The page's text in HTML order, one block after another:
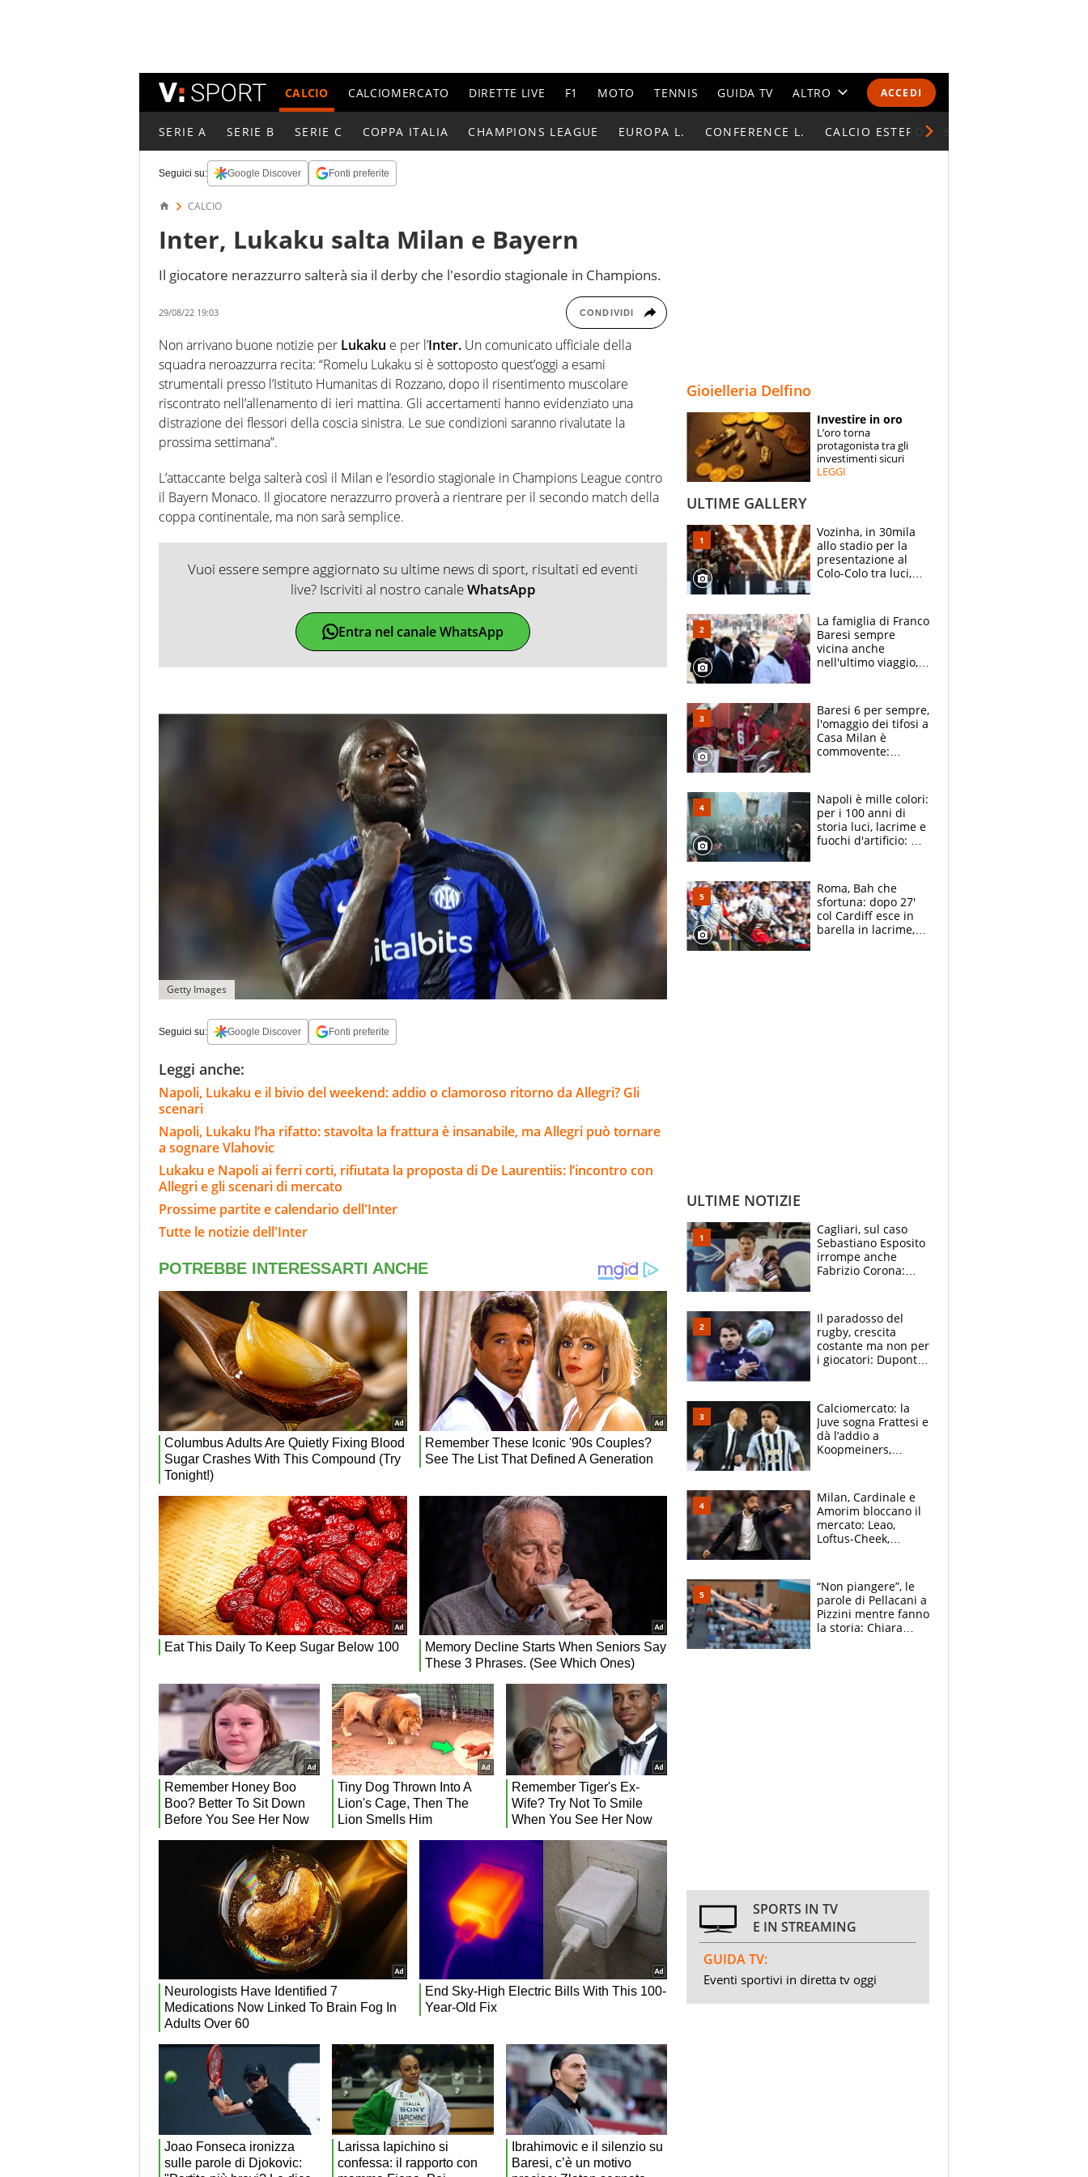
ACCEDI
CALCIO CALCIOMERCATO DIRETTE LIVE F1 MOTO TENNIS GUIDA TV ALTRO
CALENDARI E CLASSIFICHE
ESPERTI
CONTATTI
SERIE A SERIE B SERIE C COPPA ITALIA CHAMPIONS LEAGUE EUROPA L. CONFERENCE L. CALCIO ESTERO
Seguici su: Google Discover Fonti preferite
CALCIO
Inter, Lukaku salta Milan e Bayern
Il giocatore nerazzurro salterà sia il derby che l'esordio stagionale in Champions.
29/08/22 19:03 CONDIVIDI
Non arrivano buone notizie per Lukaku e per l’Inter. Un comunicato ufficiale della
squadra neroazzurra recita: “Romelu Lukaku si è sottoposto quest’oggi a esami
strumentali presso l’Istituto Humanitas di Rozzano, dopo il risentimento muscolare
riscontrato nell’allenamento di ieri mattina. Gli accertamenti hanno evidenziato una
distrazione dei flessori della coscia sinistra. Le sue condizioni saranno rivalutate la
prossima settimana”.
L’attaccante belga salterà così il Milan e l’esordio stagionale in Champions League contro
il Bayern Monaco. Il giocatore nerazzurro proverà a rientrare per il secondo match della
coppa continentale, ma non sarà semplice.
Vuoi essere sempre aggiornato su ultime news di sport, risultati ed eventi
live? Iscriviti al nostro canaleWhatsApp
Entra nel canale WhatsApp
Getty Images
Seguici su: Google Discover Fonti preferite
Leggi anche:
Napoli, Lukaku e il bivio del weekend: addio o clamoroso ritorno da Allegri? Gli
scenari
Napoli, Lukaku l’ha rifatto: stavolta la frattura è insanabile, ma Allegri può tornare
a sognare Vlahovic
Lukaku e Napoli ai ferri corti, rifiutata la proposta di De Laurentiis: l’incontro con
Allegri e gli scenari di mercato
Prossime partite e calendario dell'Inter
Tutte le notizie dell'Inter
Gioielleria Delfino
Investire in oro
L’oro torna
protagonista tra gli
investimenti sicuri
LEGGI
ULTIME GALLERY
Vozinha, in 30mila
allo stadio per la
presentazione al
Colo-Colo tra luci,
La famiglia di Franco
Baresi sempre
vicina anche
nell'ultimo viaggio,
circondati
dall'affetto dei tifosi
Baresi 6 per sempre,
l'omaggio dei tifosi a
Casa Milan è
commovente:
bigliettini
Napoli è mille colori:
per i 100 anni di
storia luci, lacrime e
fuochi d'artificio: De
Roma, Bah che
sfortuna: dopo 27'
col Cardiff esce in
barella in lacrime,
ULTIME NOTIZIE
Cagliari, sul caso
Sebastiano Esposito
irrompe anche
Fabrizio Corona:
prove”
Il paradosso del
rugby, crescita
costante ma non per
i giocatori: Dupont
solo 1,4 milioni
all'anno
Calciomercato: la
Juve sogna Frattesi e
dà l’addio a
Koopmeiners,
scatenata
Milan, Cardinale e
Amorim bloccano il
mercato: Leao,
Loftus-Cheek,
Soulè e Osorio nel
mirino
“Non piangere”, le
parole di Pellacani a
Pizzini mentre fanno
la storia: Chiara
SPORTS IN TV
E IN STREAMING
GUIDA TV:
Eventi sportivi in diretta tv oggi